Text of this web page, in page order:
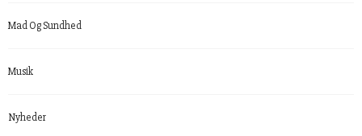
Mad Og Sundhed
Musik
Nyheder